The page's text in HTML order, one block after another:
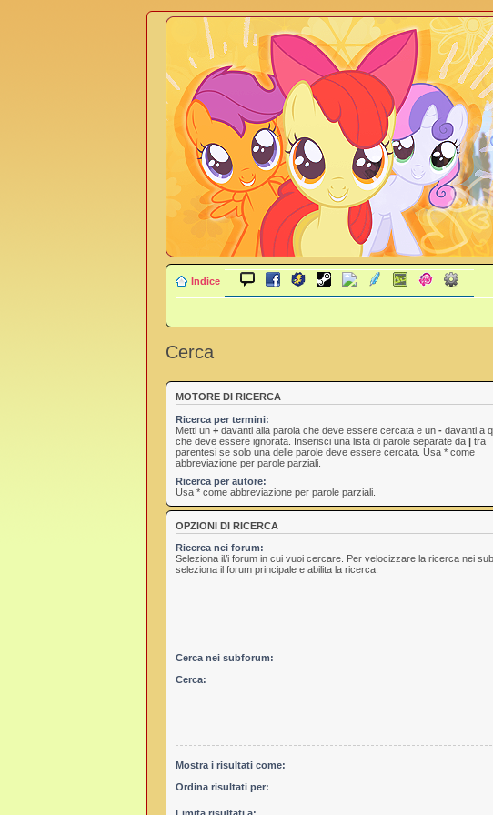
Indice
Cerca
MOTORE DI RICERCA
Ricerca per termini:
Metti un + davanti alla parola che deve essere cercata e un - davanti a
che deve essere ignorata. Inserisci una lista di parole separate da | tra
parentesi se solo una delle parole deve essere cercata. Usa * come
abbreviazione per parole parziali.
Ricerca per autore:
Usa * come abbreviazione per parole parziali.
OPZIONI DI RICERCA
Ricerca nei forum:
Seleziona il/i forum in cui vuoi cercare. Per velocizzare la ricerca nei
seleziona il forum principale e abilita la ricerca.
Cerca nei subforum:
Cerca:
Mostra i risultati come:
Ordina risultati per:
Limita risultati a: